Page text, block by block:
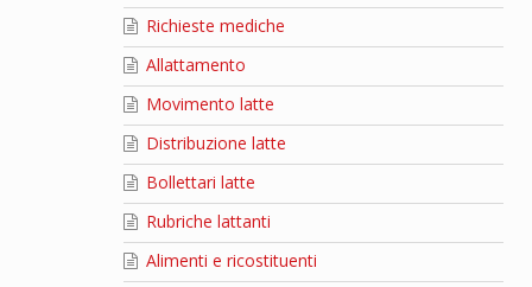
Richieste mediche
Allattamento
Movimento latte
Distribuzione latte
Bollettari latte
Rubriche lattanti
Alimenti e ricostituenti